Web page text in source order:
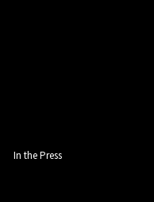
In the Press